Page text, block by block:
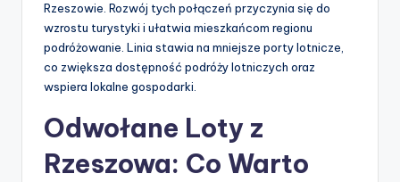
Rzeszowie. Rozwój tych połączeń przyczynia się do
wzrostu turystyki i ułatwia mieszkańcom regionu
podróżowanie. Linia stawia na mniejsze porty lotnicze,
co zwiększa dostępność podróży lotniczych oraz
wspiera lokalne gospodarki.
Odwołane Loty z
Rzeszowa: Co Warto